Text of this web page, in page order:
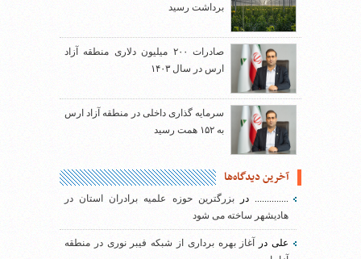
برداشت رسید
صادرات ۲۰۰ میلیون دلاری منطقه آزاد
ارس در سال ۱۴۰۳
سرمایه گذاری داخلی در منطقه آزاد ارس
به ۱۵۲ همت رسید
آخرین دیدگاه‌ها
..............دربزرگترین حوزه علمیه برادران استان در
هادیشهر ساخته می شود
علیدر
آغاز بهره برداری از شبکه فیبر نوری در منطقه